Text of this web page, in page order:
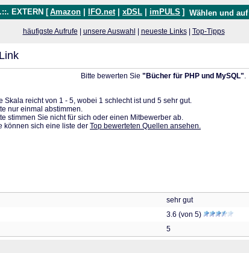
EXTERN [Amazon IFO.net xDSL imPULS ] Wählen und auf
häufigste Aufrufe unsere Auswahl neueste Links| Top-Tipps
Bitte bewerten Sie "Bücher für PHP und MySQL".
Skala reicht von 1 - 5, wobei 1 schlecht ist und 5 sehr gut.
nur einmal abstimmen.
stimmen Sie nicht für sich oder einen Mitbewerber ab.
können sich eine liste der Top bewerteten Quellen ansehen.
sehr gut
3.6 (von 5)
5